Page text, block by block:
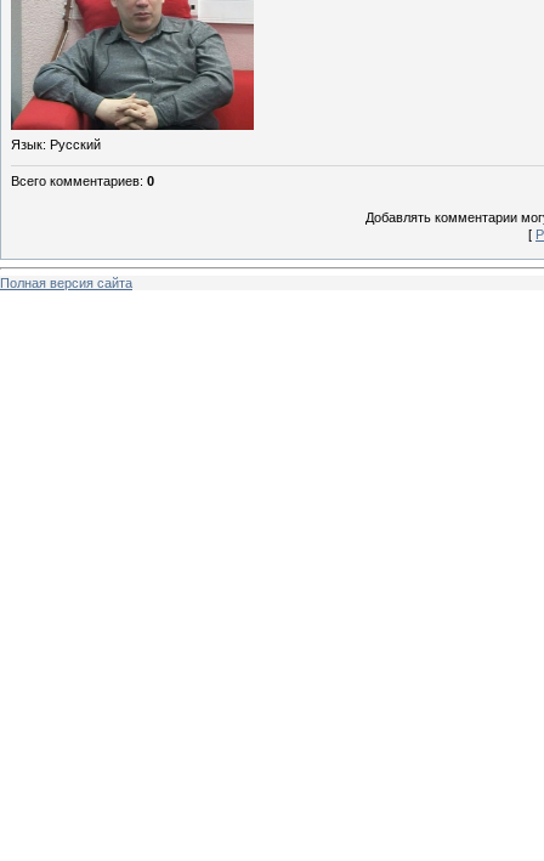
Язык: Русский
Всего комментариев: 0
Добавлять комментарии
[
Полная версия сайта